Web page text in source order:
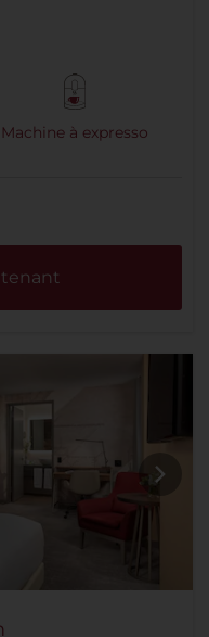
Machine à expresso